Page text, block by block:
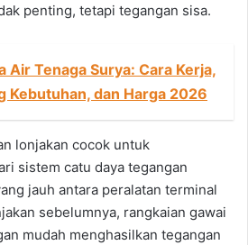
penting, tetapi tegangan sisa.
Air Tenaga Surya: Cara Kerja,
Kebutuhan, dan Harga 2026
lonjakan cocok untuk
sistem catu daya tegangan
jauh antara peralatan terminal
sebelumnya, rangkaian gawai
mudah menghasilkan tegangan